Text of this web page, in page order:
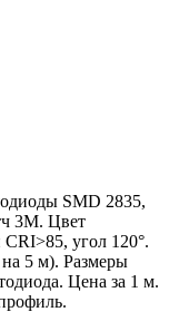
SMD 2835,
3M. Цвет
угол 120°.
5 м). Размеры
Цена за 1 м.